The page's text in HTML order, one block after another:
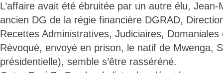
L’affaire avait été ébruitée par un autre élu,
ancien DG de la régie financière DGRAD,
Recettes Administratives, Judiciaires,
Révoqué, envoyé en prison, le natif de Mwenga,
présidentielle), semble s’être rasséréné.